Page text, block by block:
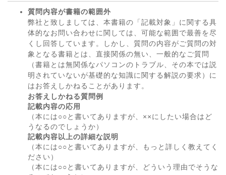
質問内容が書籍の範囲外
弊社と致しましては、本書籍の「記載対象」に関する具
体的なお問い合わせに関しては、可能な範囲で最善を尽
くし回答しています。しかし、質問の内容がご質問の対
象となる書籍とは、直接関係の無い、一般的なご質問
（書籍とは無関係なパソコンのトラブル、その本では説
明されていないが基礎的な知識に関する解説の要求）に
はお答えしかねることがあります。
お答えしかねる質問例
記載内容の応用
（本には○○と書いてありますが、××にしたい場合はど
うなるのでしょうか）
記載内容以上の詳細な説明
（本には○○と書いてありますが、もっと詳しく教えてく
ださい）
（本には○○と書いてありますが、どういう理由でそうな